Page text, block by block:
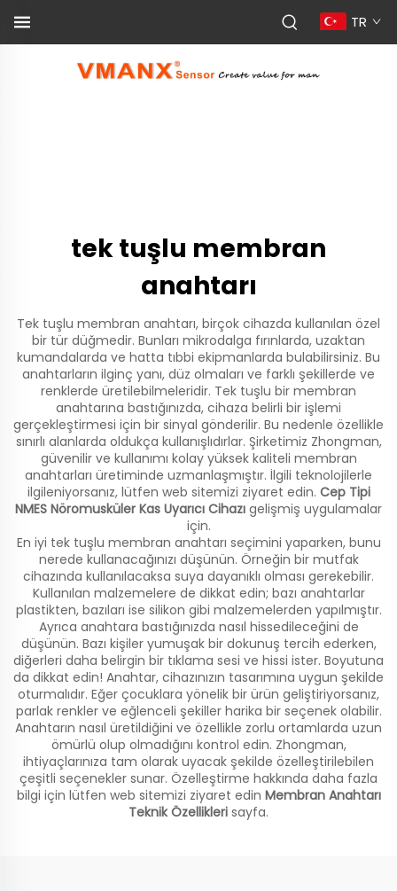
TR
tek tuşlu membran
anahtarı
Tek tuşlu membran anahtarı, birçok cihazda kullanılan özel
bir tür düğmedir. Bunları mikrodalga fırınlarda, uzaktan
kumandalarda ve hatta tıbbi ekipmanlarda bulabilirsiniz. Bu
anahtarların ilginç yanı, düz olmaları ve farklı şekillerde ve
renklerde üretilebilmeleridir. Tek tuşlu bir membran
anahtarına bastığınızda, cihaza belirli bir işlemi
gerçekleştirmesi için bir sinyal gönderilir. Bu nedenle özellikle
sınırlı alanlarda oldukça kullanışlıdırlar. Şirketimiz Zhongman,
güvenilir ve kullanımı kolay yüksek kaliteli membran
anahtarları üretiminde uzmanlaşmıştır. İlgili teknolojilerle
ilgileniyorsanız, lütfen web sitemizi ziyaret edin. Cep Tipi
NMES Nöromusküler Kas Uyarıcı Cihazı gelişmiş uygulamalar
için.
En iyi tek tuşlu membran anahtarı seçimini yaparken, bunu
nerede kullanacağınızı düşünün. Örneğin bir mutfak
cihazında kullanılacaksa suya dayanıklı olması gerekebilir.
Kullanılan malzemelere de dikkat edin; bazı anahtarlar
plastikten, bazıları ise silikon gibi malzemelerden yapılmıştır.
Ayrıca anahtara bastığınızda nasıl hissedileceğini de
düşünün. Bazı kişiler yumuşak bir dokunuş tercih ederken,
diğerleri daha belirgin bir tıklama sesi ve hissi ister. Boyutuna
da dikkat edin! Anahtar, cihazınızın tasarımına uygun şekilde
oturmalıdır. Eğer çocuklara yönelik bir ürün geliştiriyorsanız,
parlak renkler ve eğlenceli şekiller harika bir seçenek olabilir.
Anahtarın nasıl üretildiğini ve özellikle zorlu ortamlarda uzun
ömürlü olup olmadığını kontrol edin. Zhongman,
ihtiyaçlarınıza tam olarak uyacak şekilde özelleştirilebilen
çeşitli seçenekler sunar. Özelleştirme hakkında daha fazla
bilgi için lütfen web sitemizi ziyaret edin Membran Anahtarı
Teknik Özellikleri sayfa.